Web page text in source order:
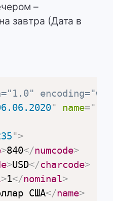
–
завтра (Дата в
" name="
">
>840</numcode>
>USD</charcode>
>1</nominal>
США</name>